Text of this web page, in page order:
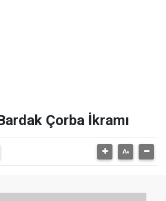
Çorba İkramı